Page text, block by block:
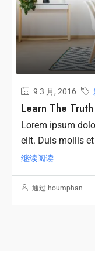
9 3 月, 2016
Learn The
Lorem ipsum
elit. Duis mollis
继续阅读
通过 houmphan